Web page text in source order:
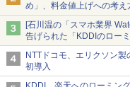
め」、料金値上げへの考え
[石川温の「スマホ業界
告げられた「KDDIのロー
マップの落とし穴と楽天モ
NTTドコモ、エリクソン製
初導入